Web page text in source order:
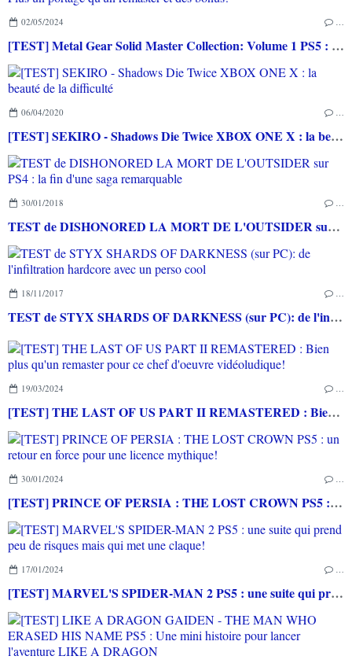
02/05/2024 …
[TEST] Metal Gear Solid Master Collection: Volume 1 PS5 : Plus un portage qu'un remaster et des bonus!
06/04/2020 …
[TEST] SEKIRO - Shadows Die Twice XBOX ONE X : la beauté de la difficulté
30/01/2018 …
TEST de DISHONORED LA MORT DE L'OUTSIDER sur PS4 : la fin d'une saga remarquable
18/11/2017 …
TEST de STYX SHARDS OF DARKNESS (sur PC): de l'infiltration hardcore avec un perso cool
19/03/2024 …
[TEST] THE LAST OF US PART II REMASTERED : Bien plus qu'un remaster pour ce chef d'oeuvre vidéoludique!
30/01/2024 …
[TEST] PRINCE OF PERSIA : THE LOST CROWN PS5 : un retour en force pour une licence mythique!
17/01/2024 …
[TEST] MARVEL'S SPIDER-MAN 2 PS5 : une suite qui prend peu de risques mais qui met une claque!